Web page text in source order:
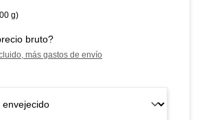
g)
bruto?
más gastos de envío